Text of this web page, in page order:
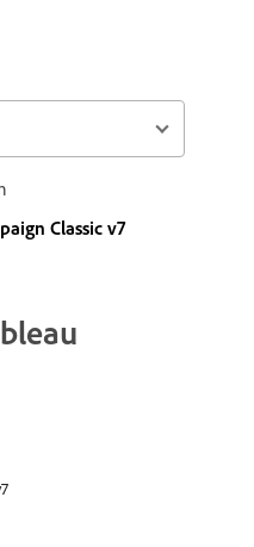
Classic v7